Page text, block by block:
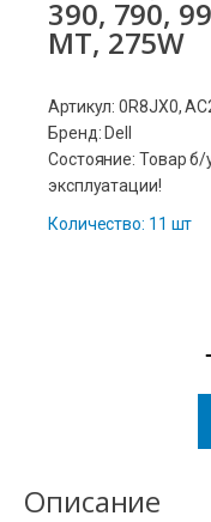
390, 790,
MT, 275W
Артикул: 0R8JX0,
Бренд: Dell
Состояние: Товар
эксплуатации!
Количество: 11 шт
Описание